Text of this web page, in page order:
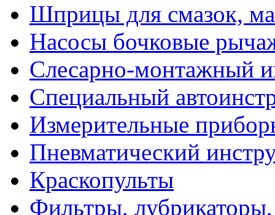
Шприцы для смазок,
Насосы бочковые
Слесарно-монтажный
Специальный
Измерительные
Пневматический
Краскопульты
Фильтры,